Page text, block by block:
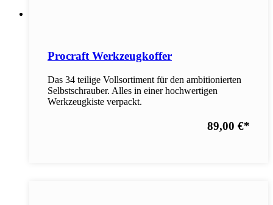
Procraft Werkzeugkoffer
Das 34 teilige Vollsortiment für den ambitionierten
Selbstschrauber. Alles in einer hochwertigen
Werkzeugkiste verpackt.
89,00 €*